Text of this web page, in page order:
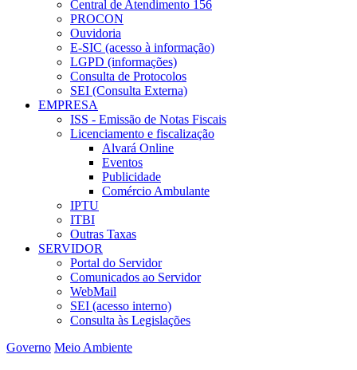
Central de Atendimento 156
PROCON
Ouvidoria
E-SIC (acesso à informação)
LGPD (informações)
Consulta de Protocolos
SEI (Consulta Externa)
EMPRESA
ISS - Emissão de Notas Fiscais
Licenciamento e fiscalização
Alvará Online
Eventos
Publicidade
Comércio Ambulante
IPTU
ITBI
Outras Taxas
SERVIDOR
Portal do Servidor
Comunicados ao Servidor
WebMail
SEI (acesso interno)
Consulta às Legislações
Governo Meio Ambiente